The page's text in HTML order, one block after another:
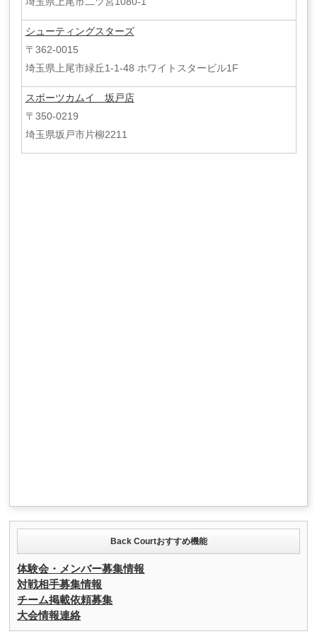
シューティングスターズ
〒362-0015
埼玉県上尾市緑丘1-1-48 ホワイトスタービル1F
スポーツカムイ 坂戸店
〒350-0219
埼玉県坂戸市片柳2211
Back Courtおすすめ機能
体験会・メンバー募集情報
対戦相手募集情報
チーム掲載依頼募集
大会情報連絡